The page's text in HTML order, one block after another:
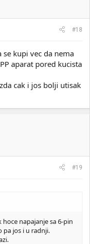
#18
se kupi vec da nema
aparat pored kucista
cak i jos bolji utisak
#19
napajanje sa 6-pin
pa jos i u radnji.